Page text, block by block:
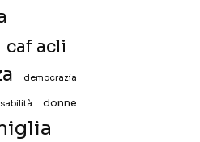
caf acli
democrazia
donne